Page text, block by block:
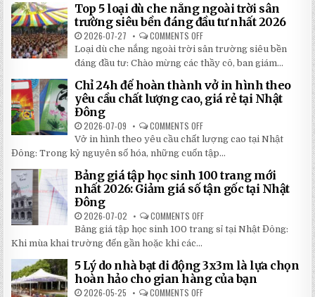
ĐỘNG
QUAY
TAY
TIẾT
2026:
5
BÍ
MẬT
GIÚP
BẠN
TIẾT
KHI
LẮP
ĐẶT
Top 5 loại dù che nắng ngoài trời sân
trường siêu bền đáng đầu tư nhất 2026
2026-07-27 COMMENTS OFF
TOP
5
LOẠI
DÙ
CHE
NẮNG
NGOÀI
TRỜI
BỀN
ĐÁNG
ĐẦU
NHẤT
2026
Loại dù che nắng ngoài trời sân trường siêu bền
đáng đầu tư: Chào mừng các thầy cô, ban giám...
Chỉ 24h để hoàn thành vở in hình theo
yêu cầu chất lượng cao, giá rẻ tại Nhật
Đông
2026-07-09 COMMENTS OFF
CHỈ
24H
ĐỂ
HOÀN
VỞ
IN
HÌNH
YÊU
CHẤT
LƯỢNG
RẺ
TẠI
NHẬT
ĐÔNG
Vở in hình theo yêu cầu chất lượng cao tại Nhật
Đông: Trong kỷ nguyên số hóa, những cuốn tập...
Bảng giá tập học sinh 100 trang mới
nhất 2026: Giảm giá số tận gốc tại Nhật
Đông
2026-07-02 COMMENTS OFF
BẢNG
GIÁ
100
TRANG
MỚI
Bảng giá tập học sinh 100 trang sỉ tại Nhật Đông:
Khi mùa khai trường đến gần hoặc khi các...
5 Lý do nhà bạt di động 3x3m là lựa chọn
hoàn hảo cho gian hàng của bạn
2026-05-25 COMMENTS OFF